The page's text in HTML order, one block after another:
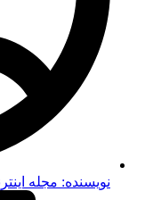
نویسنده: مجله